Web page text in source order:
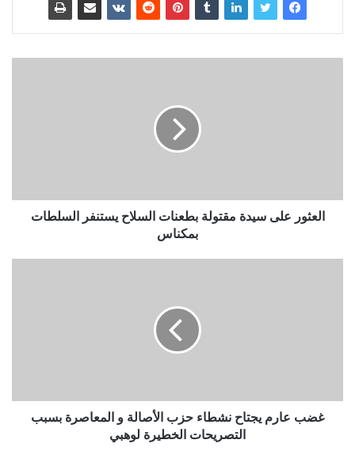
العثور على سيدة مقتولة بطعنات السلاح يستنفر السلطات
بمكناس
غضب عارم يجتاح نشطاء حزب الأصالة و المعاصرة بسبب
التصريحات الخطيرة لوهبي